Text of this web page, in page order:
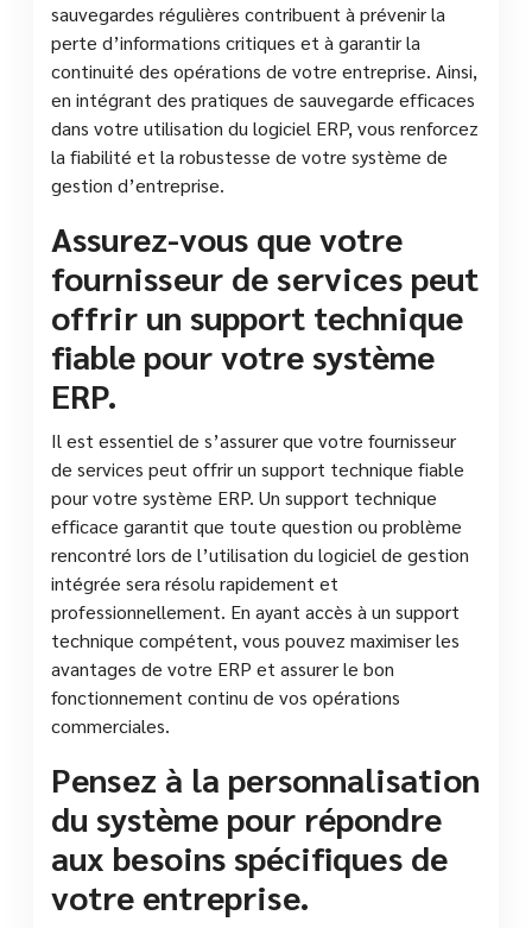
sauvegardes régulières contribuent à prévenir la
perte d’informations critiques et à garantir la
continuité des opérations de votre entreprise. Ainsi,
en intégrant des pratiques de sauvegarde efficaces
dans votre utilisation du logiciel ERP, vous renforcez
la fiabilité et la robustesse de votre système de
gestion d’entreprise.
Assurez-vous que votre
fournisseur de services peut
offrir un support technique
fiable pour votre système
ERP.
Il est essentiel de s’assurer que votre fournisseur
de services peut offrir un support technique fiable
pour votre système ERP. Un support technique
efficace garantit que toute question ou problème
rencontré lors de l’utilisation du logiciel de gestion
intégrée sera résolu rapidement et
professionnellement. En ayant accès à un support
technique compétent, vous pouvez maximiser les
avantages de votre ERP et assurer le bon
fonctionnement continu de vos opérations
commerciales.
Pensez à la personnalisation
du système pour répondre
aux besoins spécifiques de
votre entreprise.